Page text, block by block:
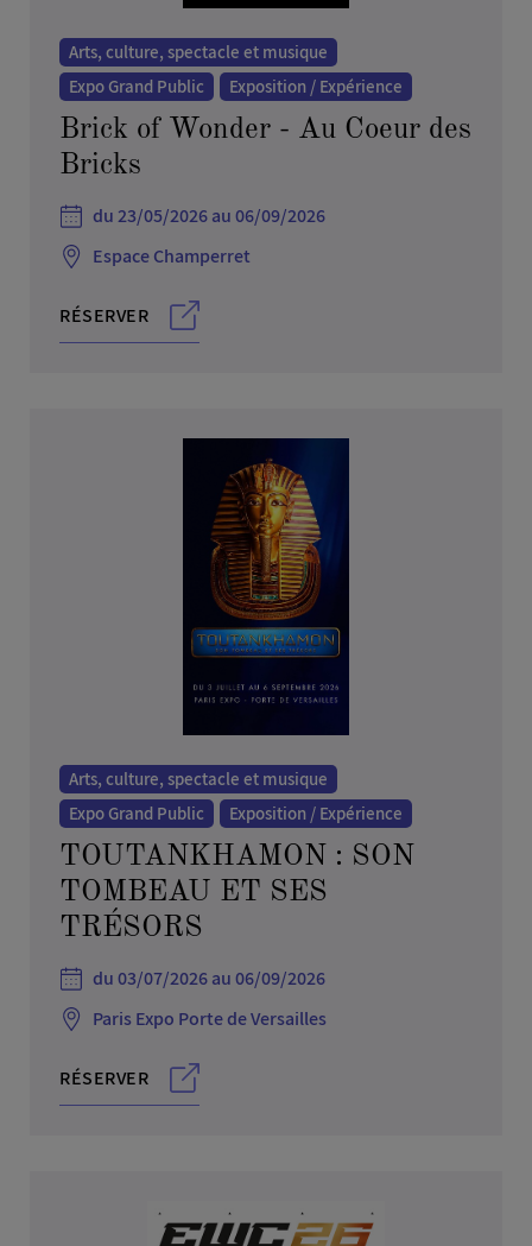
Arts, culture, spectacle et musique
Expo Grand Public
Exposition / Expérience
Brick of Wonder - Au Coeur des
Bricks
du 23/05/2026 au 06/09/2026
Espace Champerret
RÉSERVER
Arts, culture, spectacle et musique
Expo Grand Public
Exposition / Expérience
TOUTANKHAMON : SON
TOMBEAU ET SES
TRÉSORS
du 03/07/2026 au 06/09/2026
Paris Expo Porte de Versailles
RÉSERVER